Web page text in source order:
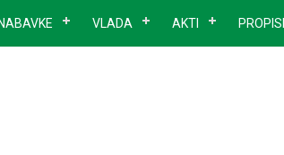
NABAVKE VLADA AKTI PROPISI